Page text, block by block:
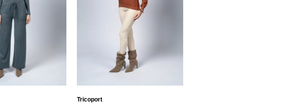
Tricoport